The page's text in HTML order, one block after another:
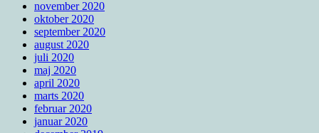
november 2020
oktober 2020
september 2020
august 2020
juli 2020
maj 2020
april 2020
marts 2020
februar 2020
januar 2020